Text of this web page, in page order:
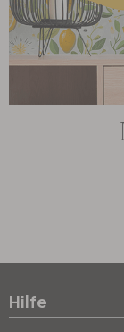
Hilfe